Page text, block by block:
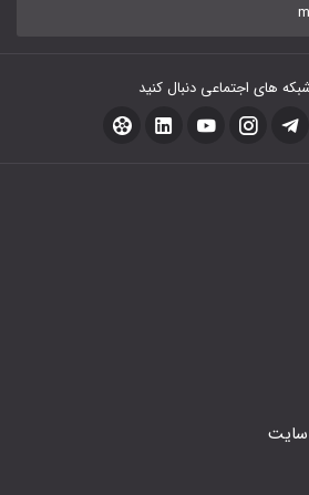
های اجتماعی دنبال کنید
سایت